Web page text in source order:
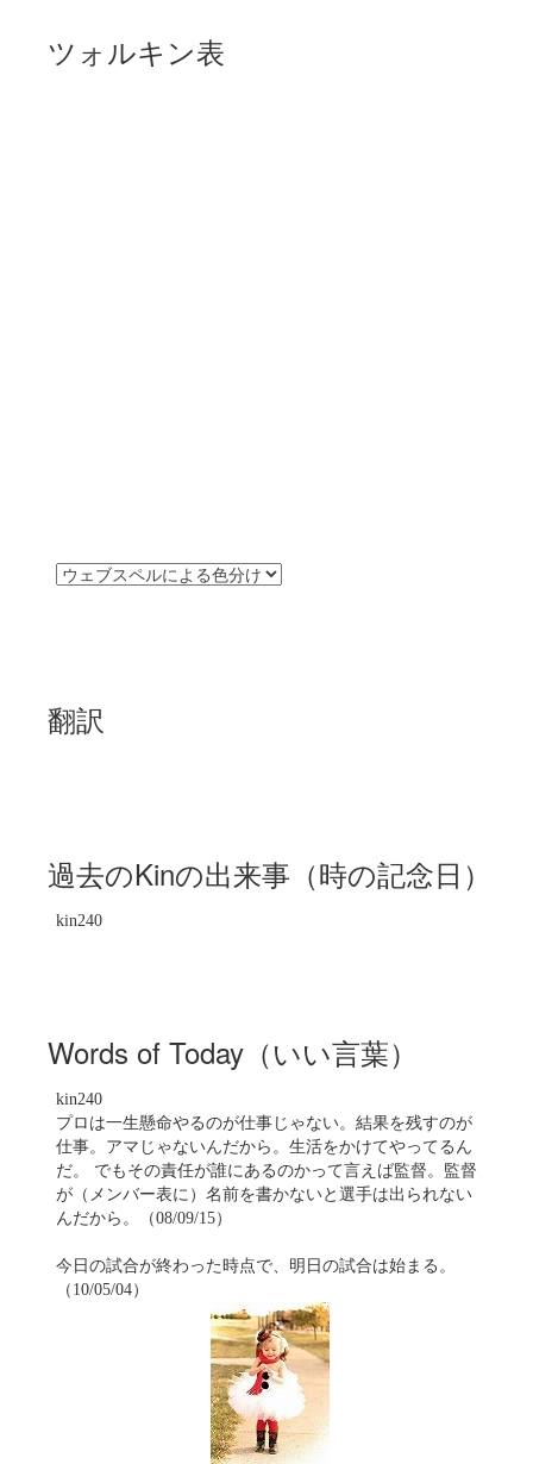
ツォルキン表
翻訳
過去のKinの出来事（時の記念日）
kin240
Words of Today（いい言葉）
kin240
プロは一生懸命やるのが仕事じゃない。結果を残すのが
仕事。アマじゃないんだから。生活をかけてやってるん
だ。 でもその責任が誰にあるのかって言えば監督。監督
が（メンバー表に）名前を書かないと選手は出られない
んだから。（08/09/15）
今日の試合が終わった時点で、明日の試合は始まる。
（10/05/04）